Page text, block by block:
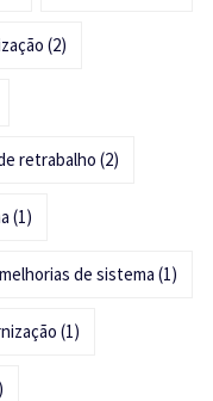
(2)
retrabalho (2)
(1)
melhorias de sistema (1)
(1)